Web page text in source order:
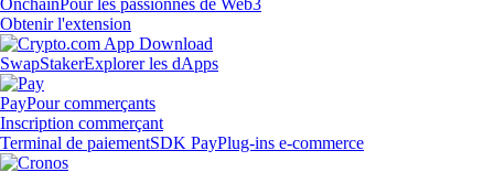
OnchainPour les passionnés de Web3
Obtenir l'extension
SwapStakerExplorer les dApps
PayPour commerçants
Inscription commerçant
Terminal de paiementSDK PayPlug-ins e-commerce